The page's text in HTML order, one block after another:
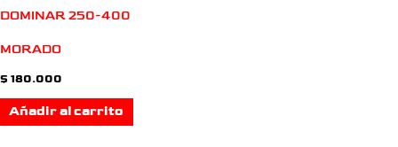
DOMINAR 250-400
MORADO
$ 180.000
Añadir al carrito